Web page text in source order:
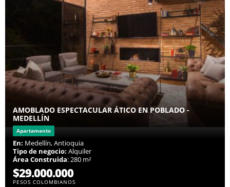
AMOBLADO ESPECTACULAR ÁTICO EN POBLADO -
MEDELLÍN
Apartamento
En: Medellín, Antioquia
Tipo de negocio: Alquiler
Área Construida: 280 m²
$29.000.000
PESOS COLOMBIANOS